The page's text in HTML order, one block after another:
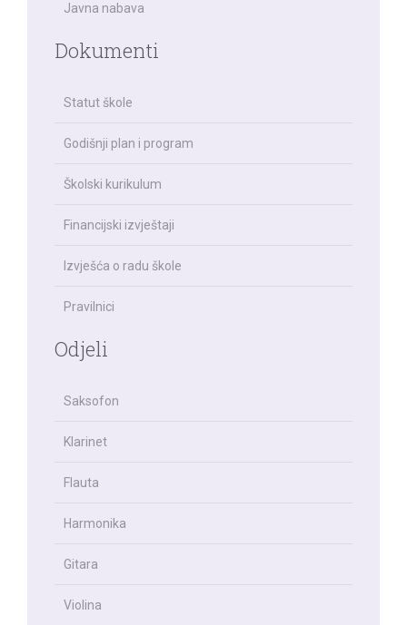
Javna nabava
Dokumenti
Statut škole
Godišnji plan i program
Školski kurikulum
Financijski izvještaji
Izvješća o radu škole
Pravilnici
Odjeli
Saksofon
Klarinet
Flauta
Harmonika
Gitara
Violina